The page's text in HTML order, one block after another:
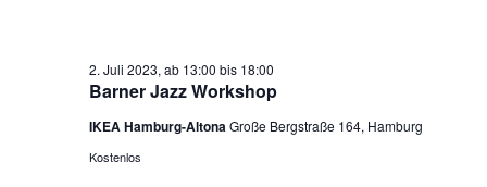
Barner Jazz Workshop
2. Juli 2023, ab 13:00 bis 18:00
IKEA Hamburg-AltonaGroße Bergstraße 164, Hamburg
Kostenlos